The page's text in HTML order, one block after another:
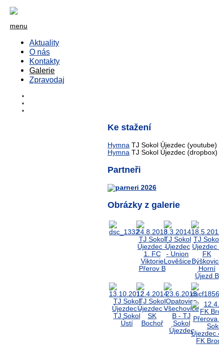
menu
Aktuality
O nás
Kontakty
Galerie
Zpravodaj
Ke stažení
Hymna TJ Sokol Újezdec (youtube)
Hymna TJ Sokol Újezdec (dropbox)
Partneři
Obrázky z galerie